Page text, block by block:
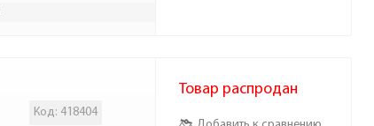
Код: 418404
Товар распродан